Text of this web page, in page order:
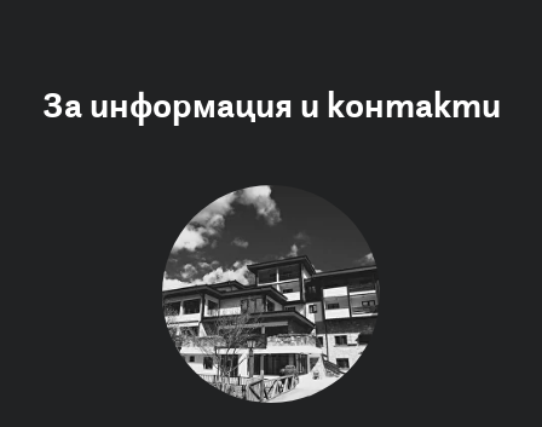
За информация и контакти